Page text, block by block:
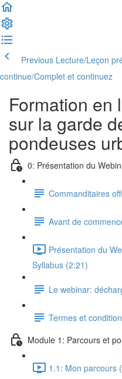
Previous Lecture/Leçon
continue/Complet et continuez
Formation en
sur la garde
pondeuses
0: Présentation du
Commanditaires
Avant de
Présentation du
Syllabus (2:21)
Le webinar:
Termes et
Module 1: Parcours et
1.1: Mon parcours